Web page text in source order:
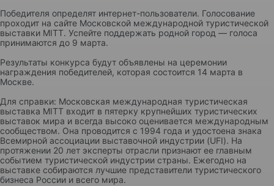
Победителя определят интернет-пользователи. Голосование
проходит на сайте Московской международной туристической
выставки MITT. Успейте поддержать родной город — голоса
принимаются до 9 марта.
Результаты конкурса будут объявлены на церемонии
награждения победителей, которая состоится 14 марта в
Москве.
Для справки: Московская международная туристическая
выставка MITT входит в пятерку крупнейших туристических
выставок мира и всегда высоко оценивается международным
сообществом. Она проводится с 1994 года и удостоена знака
Всемирной ассоциации выставочной индустрии (UFI). На
протяжении 20 лет эксперты отрасли признают ее главным
событием туристической индустрии страны. Ежегодно на
выставке собираются лучшие представители туристического
бизнеса России и всего мира.